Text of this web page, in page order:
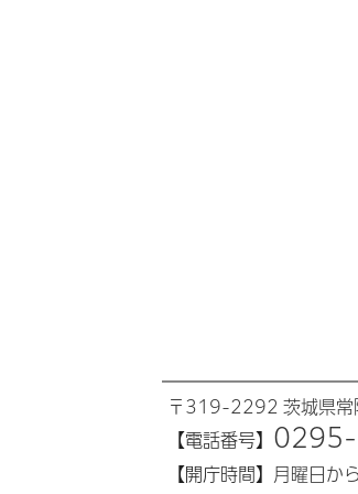
〒319-2292 茨城県
【電話番号】
【開庁時間】 月曜日か